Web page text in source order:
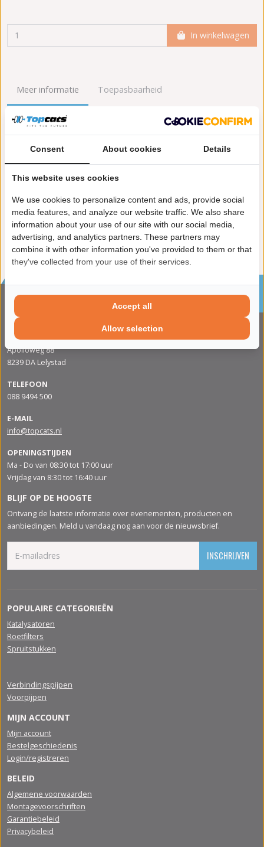
In winkelwagen
Meer informatie Toepasbaarheid
Origineel nummers
Garantie:2 jaar garantie
Materiaal:Keramiek
Enkel in combinatie met:FK91194
Product in orde:
Controleteken:E57-103R
Sinds 2002 de specialist in katalysatoren en
roetfilters
CONTACTGEGVENS
ADRES
Apolloweg 88
8239 DA Lelystad
TELEFOON
088 9494 500
E-MAIL
info@topcats.nl
OPENINGSTIJDEN
Ma - Do van 08:30 tot 17:00 uur
Vrijdag van 8:30 tot 16:40 uur
BLIJF OP DE HOOGTE
Ontvang de laatste informatie over evenementen, producten en
aanbiedingen. Meld u vandaag nog aan voor de nieuwsbrief.
INSCHRIJVEN
POPULAIRE CATEGORIEËN
Katalysatoren
Roetfilters
Spruitstukken
Verbindingspijpen
Voorpijpen
MIJN ACCOUNT
Mijn account
Bestelgeschiedenis
Login/registreren
BELEID
Algemene voorwaarden
Montagevoorschriften
Garantiebeleid
Privacybeleid
Consent About cookies Details
This website uses cookies
We use cookies to personalize content and ads, provide social
media features, and analyze our website traffic. We also share
information about your use of our site with our social media,
advertising, and analytics partners. These partners may
combine it with other information you've provided to them or that
they've collected from your use of their services.
Allow selection
Accept all